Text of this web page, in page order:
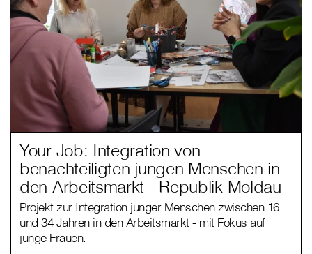
Your Job: Integration von
benachteiligten jungen Menschen in
den Arbeitsmarkt - Republik Moldau
Projekt zur Integration junger Menschen zwischen 16
und 34 Jahren in den Arbeitsmarkt - mit Fokus auf
junge Frauen.